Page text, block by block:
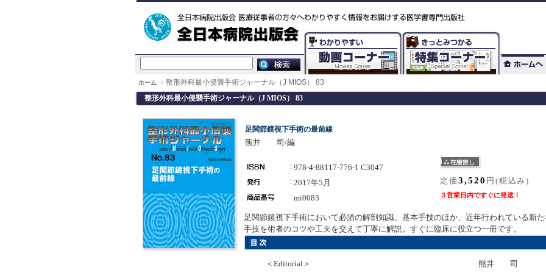
ホーム > 整形外科最小侵襲手術ジャーナル（J MIOS） 83
整形外科最小侵襲手術ジャーナル（J MIOS） 83
足関節鏡視下手術の最前線
熊井 司/編
978-4-88117-776-1 C3047
2017年5月
mi0083
定価 3,520 円(税込み)
３営業日内ですぐに発送！
足関節鏡視下手術において必須の解剖知識、基本手技のほか、近年行われている新
手技を術者のコツや工夫を交えて丁寧に解説。すぐに臨床に役立つ一冊です。
＜Editorial＞ 熊井 司